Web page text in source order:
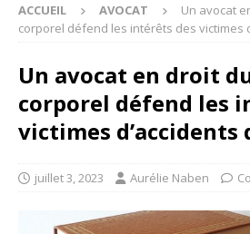
ACCUEIL AVOCAT
Un avocat
corporel défend les intérêts des victimes
Un avocat en droit
corporel défend les
victimes d’accidents
juillet 3, 2023 Aurélie Naben